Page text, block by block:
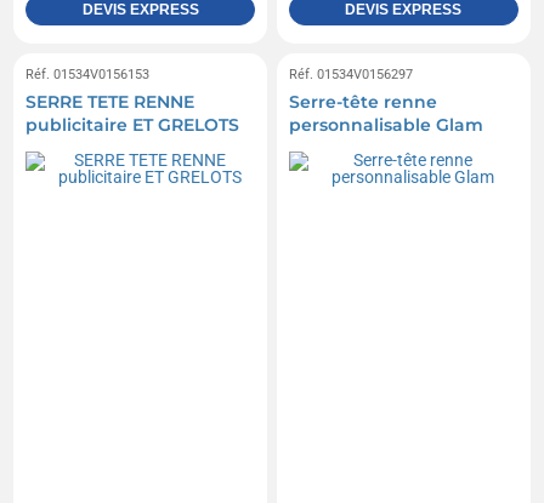
DEVIS EXPRESS DEVIS EXPRESS
Réf. 01534V0156153
SERRE TETE RENNE
publicitaire ET GRELOTS
Réf. 01534V0156297
Serre-tête renne
personnalisable Glam